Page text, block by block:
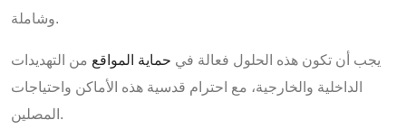
وشاملة.
يجب أن تكون هذه الحلول فعالة في حماية المواقع من التهديدات
الداخلية والخارجية، مع احترام قدسية هذه الأماكن واحتياجات
المصلين.